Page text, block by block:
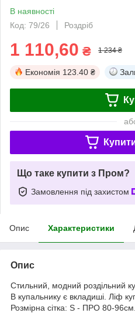
В наявності
Код: 79/26
Роздріб
1 110,60 ₴ 1 234 ₴
Економія 123.40 ₴
Що таке купити з Пром?
Замовлення під захистом
Опис Характеристики
Опис
Стильний, модний роздільний
В купальнику є вкладиші. Ліф
Розмірна сітка: S - ПРО 80-